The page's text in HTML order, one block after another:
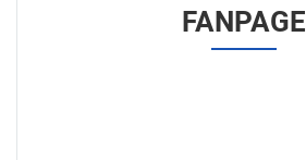
FANPAGE